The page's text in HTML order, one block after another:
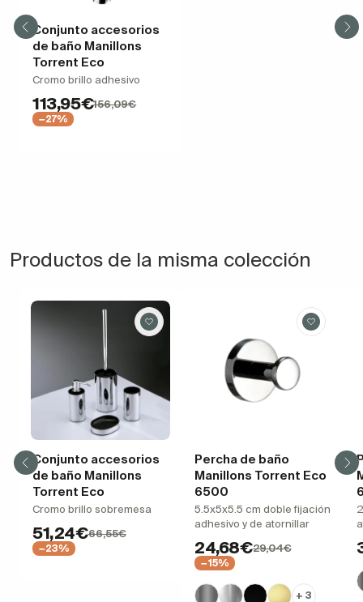
Conjunto accesorios
de baño Manillons
Torrent Eco
Cromo brillo adhesivo
113,95€156,09€
−27%
Productos de la misma colección
Conjunto accesorios
de baño Manillons
Torrent Eco
Cromo brillo sobremesa
51,24€66,55€
−23%
Percha de baño
Manillons Torrent Eco
6500
5.5x5x5.5 cm doble fijación
adhesivo y de atornillar
24,68€29,04€
−15%
+ 3